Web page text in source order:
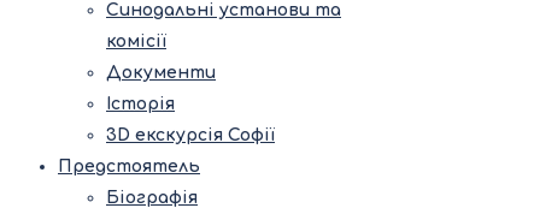
Синодальні установи та
комісії
Документи
Історія
3D екскурсія Софії
Предстоятель
Біографія